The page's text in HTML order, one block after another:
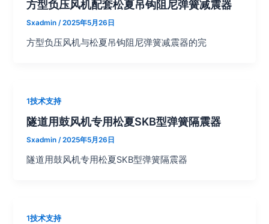
方型负压风机配套松夏吊钩阻尼弹簧减震器
Sxadmin/2025年5月26日
方型负压风机与松夏吊钩阻尼弹簧减震器的完
1技术支持
隧道用鼓风机专用松夏SKB型弹簧隔震器
Sxadmin/2025年5月26日
隧道用鼓风机专用松夏SKB型弹簧隔震器
1技术支持